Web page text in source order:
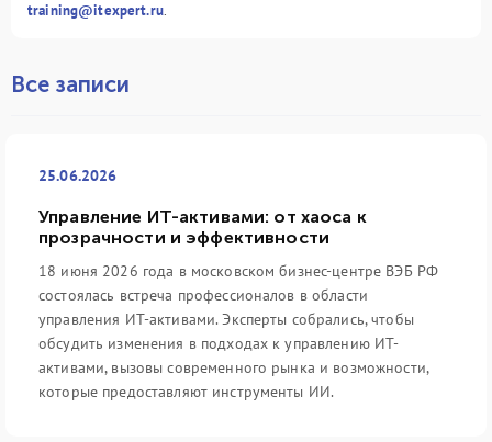
training@itexpert.ru.
Все записи
25.06.2026
Управление ИТ-активами: от хаоса к
прозрачности и эффективности
18 июня 2026 года в московском бизнес-центре ВЭБ РФ
состоялась встреча профессионалов в области
управления ИТ-активами. Эксперты собрались, чтобы
обсудить изменения в подходах к управлению ИТ-
активами, вызовы современного рынка и возможности,
которые предоставляют инструменты ИИ.